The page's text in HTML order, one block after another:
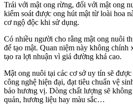
Trái với mật ong rừng, đối với mật ong
kiểm soát được ong hút mật từ loài hoa
cơ ngộ độc khi sử dụng.
Có nhiều người cho rằng mật ong nuôi
để tạo mật. Quan niệm này không chính
tạo ra lợi nhuận vì giá đường khá cao.
Mật ong nuôi tại các cơ sở uy tín sẽ
công nghệ hiện đại, đạt tiêu chuẩn vệ
bảo hương vị. Dòng chất lượng sẽ
quản, hương liệu hay màu sắc…